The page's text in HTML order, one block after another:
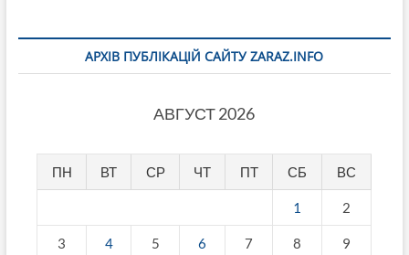
АРХІВ ПУБЛІКАЦІЙ САЙТУ ZARAZ.INFO
АВГУСТ 2026
ПН ВТ СР ЧТ ПТ СБ ВС
1 2
3 4 5 6 7 8 9